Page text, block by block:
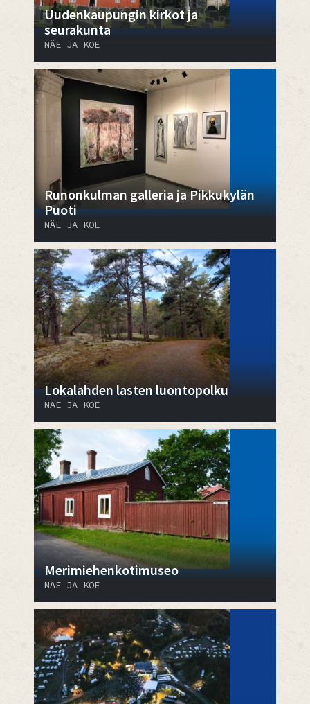
Uudenkaupungin kirkot ja
seurakunta
NÄE JA KOE
Runonkulman galleria ja Pikkukylän
Puoti
NÄE JA KOE
Lokalahden lasten luontopolku
NÄE JA KOE
Merimiehenkotimuseo
NÄE JA KOE